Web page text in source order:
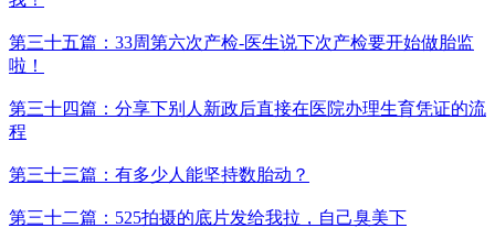
第三十五篇：33周第六次产检-医生说下次产检要开始做胎监
啦！
第三十四篇：分享下别人新政后直接在医院办理生育凭证的流
程
第三十三篇：有多少人能坚持数胎动？
第三十二篇：525拍摄的底片发给我拉，自己臭美下